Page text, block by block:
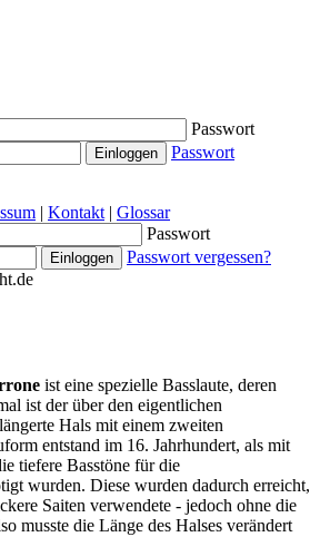
Passwort
Passwort
| Kontakt | Glossar
Passwort
Passwort vergessen?
ist eine spezielle Basslaute, deren
ist der über den eigentlichen
Hals mit einem zweiten
entstand im 16. Jahrhundert, als mit
tiefere Basstöne für die
wurden. Diese wurden dadurch erreicht,
Saiten verwendete - jedoch ohne die
musste die Länge des Halses verändert